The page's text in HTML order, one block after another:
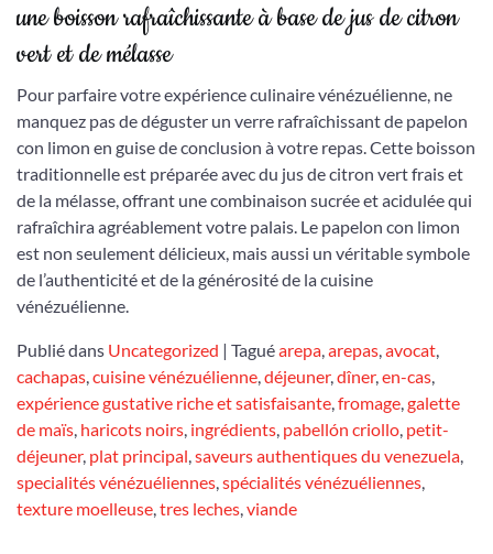
une boisson rafraîchissante à base de jus de citron
vert et de mélasse
Pour parfaire votre expérience culinaire vénézuélienne, ne
manquez pas de déguster un verre rafraîchissant de papelon
con limon en guise de conclusion à votre repas. Cette boisson
traditionnelle est préparée avec du jus de citron vert frais et
de la mélasse, offrant une combinaison sucrée et acidulée qui
rafraîchira agréablement votre palais. Le papelon con limon
est non seulement délicieux, mais aussi un véritable symbole
de l’authenticité et de la générosité de la cuisine
vénézuélienne.
Publié dans Uncategorized | Taguéarepa,arepas,avocat,
cachapas,cuisine vénézuélienne,déjeuner,dîner,en-cas,
expérience gustative riche et satisfaisante,fromage,galette
de maïs, haricots noirs, ingrédients, pabellón criollo, petit-
déjeuner, plat principal,saveurs authentiques du venezuela,
specialités vénézuéliennes,spécialités vénézuéliennes,
texture moelleuse,tres leches,viande